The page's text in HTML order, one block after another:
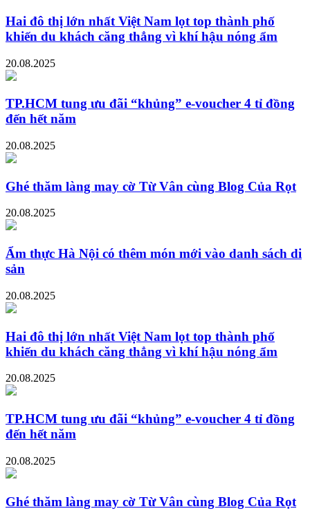
Hai đô thị lớn nhất Việt Nam lọt top thành phố
khiến du khách căng thẳng vì khí hậu nóng ẩm
20.08.2025
TP.HCM tung ưu đãi “khủng” e-voucher 4 tỉ đồng
đến hết năm
20.08.2025
Ghé thăm làng may cờ Từ Vân cùng Blog Của Rọt
20.08.2025
Ẩm thực Hà Nội có thêm món mới vào danh sách di
sản
20.08.2025
Hai đô thị lớn nhất Việt Nam lọt top thành phố
khiến du khách căng thẳng vì khí hậu nóng ẩm
20.08.2025
TP.HCM tung ưu đãi “khủng” e-voucher 4 tỉ đồng
đến hết năm
20.08.2025
Ghé thăm làng may cờ Từ Vân cùng Blog Của Rọt